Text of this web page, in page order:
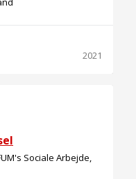
2021
Sociale Arbejde,